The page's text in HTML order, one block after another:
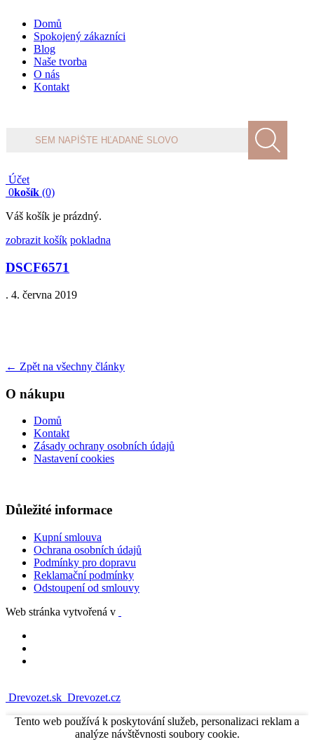
Domů
Spokojený zákazníci
Blog
Naše tvorba
O nás
Kontakt
Účet
0košík (0)
Váš košík je prázdný.
zobrazit košík pokladna
DSCF6571
. 4. června 2019
← Zpět na všechny články
O nákupu
Domů
Kontakt
Zásady ochrany osobních údajů
Nastavení cookies
Důležité informace
Kupní smlouva
Ochrana osobních údajů
Podmínky pro dopravu
Reklamační podmínky
Odstoupení od smlouvy
Web stránka vytvořená v
Drevozet.sk Drevozet.cz
Tento web používá k poskytování služeb, personalizaci reklam a
analýze návštěvnosti soubory cookie.